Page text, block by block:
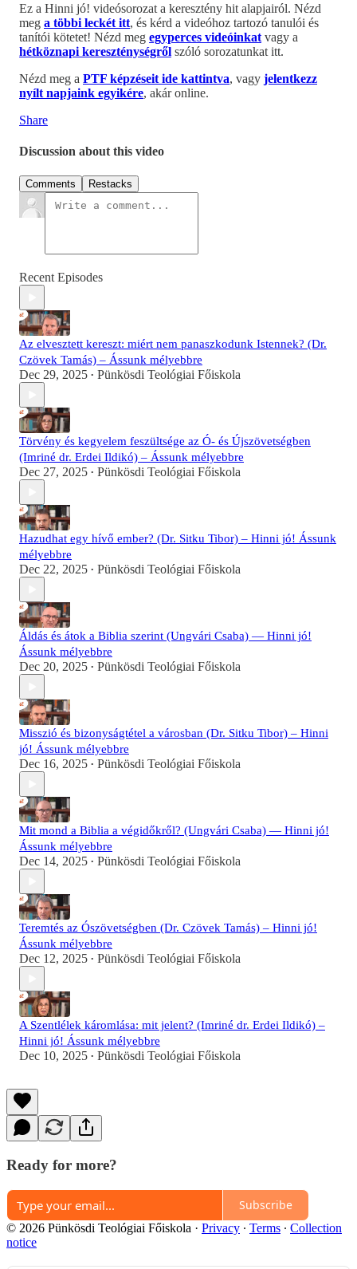
Ez a Hinni jó! videósorozat a keresztény hit alapjairól. Nézd
meg a többi leckét itt, és kérd a videóhoz tartozó tanulói és
tanítói kötetet! Nézd meg egyperces videóinkat vagy a
hétköznapi kereszténységről szóló sorozatunkat itt.
Nézd meg a PTF képzéseit ide kattintva, vagy jelentkezz
nyílt napjaink egyikére, akár online.
Share
Discussion about this video
Comments Restacks
Recent Episodes
Az elvesztett kereszt: miért nem panaszkodunk Istennek? (Dr.
Czövek Tamás) – Ássunk mélyebbre
Dec 29, 2025 • Pünkösdi Teológiai Főiskola
Törvény és kegyelem feszültsége az Ó- és Újszövetségben
(Imriné dr. Erdei Ildikó) – Ássunk mélyebbre
Dec 27, 2025 • Pünkösdi Teológiai Főiskola
Hazudhat egy hívő ember? (Dr. Sitku Tibor) – Hinni jó! Ássunk
mélyebbre
Dec 22, 2025 • Pünkösdi Teológiai Főiskola
Áldás és átok a Biblia szerint (Ungvári Csaba) — Hinni jó!
Ássunk mélyebbre
Dec 20, 2025 • Pünkösdi Teológiai Főiskola
Misszió és bizonyságtétel a városban (Dr. Sitku Tibor) – Hinni
jó! Ássunk mélyebbre
Dec 16, 2025 • Pünkösdi Teológiai Főiskola
Mit mond a Biblia a végidőkről? (Ungvári Csaba) — Hinni jó!
Ássunk mélyebbre
Dec 14, 2025 • Pünkösdi Teológiai Főiskola
Teremtés az Ószövetségben (Dr. Czövek Tamás) – Hinni jó!
Ássunk mélyebbre
Dec 12, 2025 • Pünkösdi Teológiai Főiskola
A Szentlélek káromlása: mit jelent? (Imriné dr. Erdei Ildikó) –
Hinni jó! Ássunk mélyebbre
Dec 10, 2025 • Pünkösdi Teológiai Főiskola
Ready for more?
Subscribe
© 2026 Pünkösdi Teológiai Főiskola · Privacy ∙ Terms ∙ Collection
notice